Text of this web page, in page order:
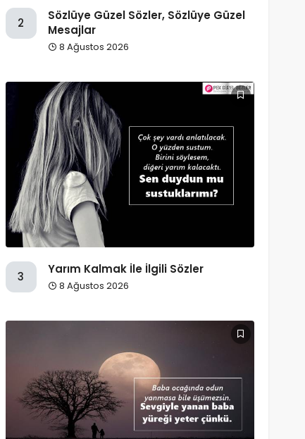
2
Sözlüye Güzel Sözler, Sözlüye Güzel
Mesajlar
8 Ağustos 2026
3
Yarım Kalmak İle İlgili Sözler
8 Ağustos 2026